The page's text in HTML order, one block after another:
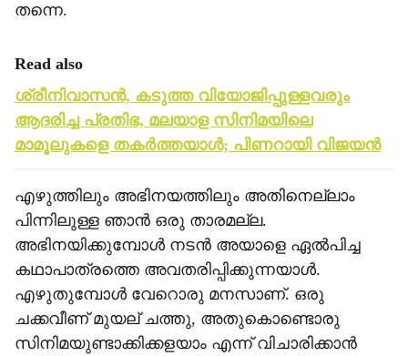
തന്നെ.
Read also
ശ്രീനിവാസന്‍, കടുത്ത വിയോജിപ്പുള്ളവരും
ആദരിച്ച പ്രതിഭ, മലയാള സിനിമയിലെ
മാമൂലുകളെ തകര്‍ത്തയാള്‍; പിണറായി വിജയന്‍
എഴുത്തിലും അഭിനയത്തിലും അതിനെല്ലാം
പിന്നിലുള്ള ഞാന്‍ ഒരു താരമല്ല.
അഭിനയിക്കുമ്പോള്‍ നടന്‍ അയാളെ ഏല്‍പിച്ച
കഥാപാത്രത്തെ അവതരിപ്പിക്കുന്നയാള്‍.
എഴുതുമ്പോള്‍ വേറൊരു മനസാണ്. ഒരു
ചക്കവീണ് മുയല് ചത്തു, അതുകൊണ്ടൊരു
സിനിമയുണ്ടാക്കിക്കളയാം എന്ന് വിചാരിക്കാന്‍